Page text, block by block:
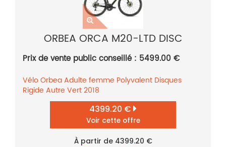
ORBEA ORCA M20-LTD DISC
Prix de vente public conseillé : 5499.00 €
VéloOrbeaAdulte femme Polyvalent Disques
Rigide Autre Vert2018
4399.20 €
Voir cette offre
À partir de 4399.20 €